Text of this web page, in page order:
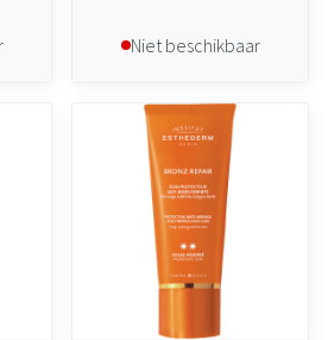
Niet beschikbaar